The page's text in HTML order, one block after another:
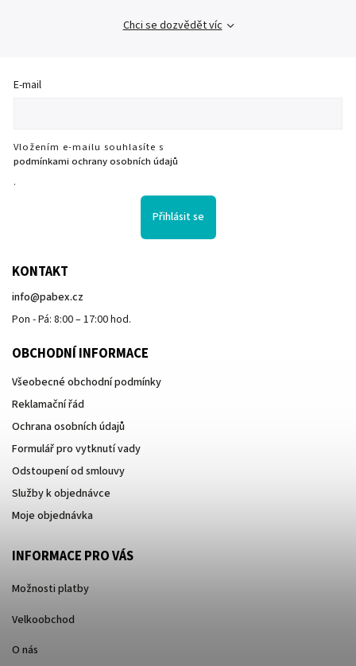
Chci se dozvědět víc
E-mail
Vložením e-mailu souhlasíte s
podmínkami ochrany osobních údajů
.
Přihlásit se
KONTAKT
info@pabex.cz
Pon - Pá: 8:00 – 17:00 hod.
OBCHODNÍ INFORMACE
Všeobecné obchodní podmínky
Reklamační řád
Ochrana osobních údajů
Formulář pro vytknutí vady
Odstoupení od smlouvy
Služby k objednávce
Moje objednávka
INFORMACE PRO VÁS
Možnosti platby
Velkoobchod
O nás